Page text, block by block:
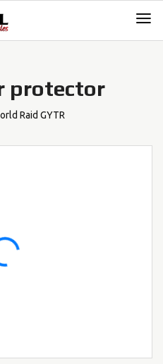
protector
Raid GYTR